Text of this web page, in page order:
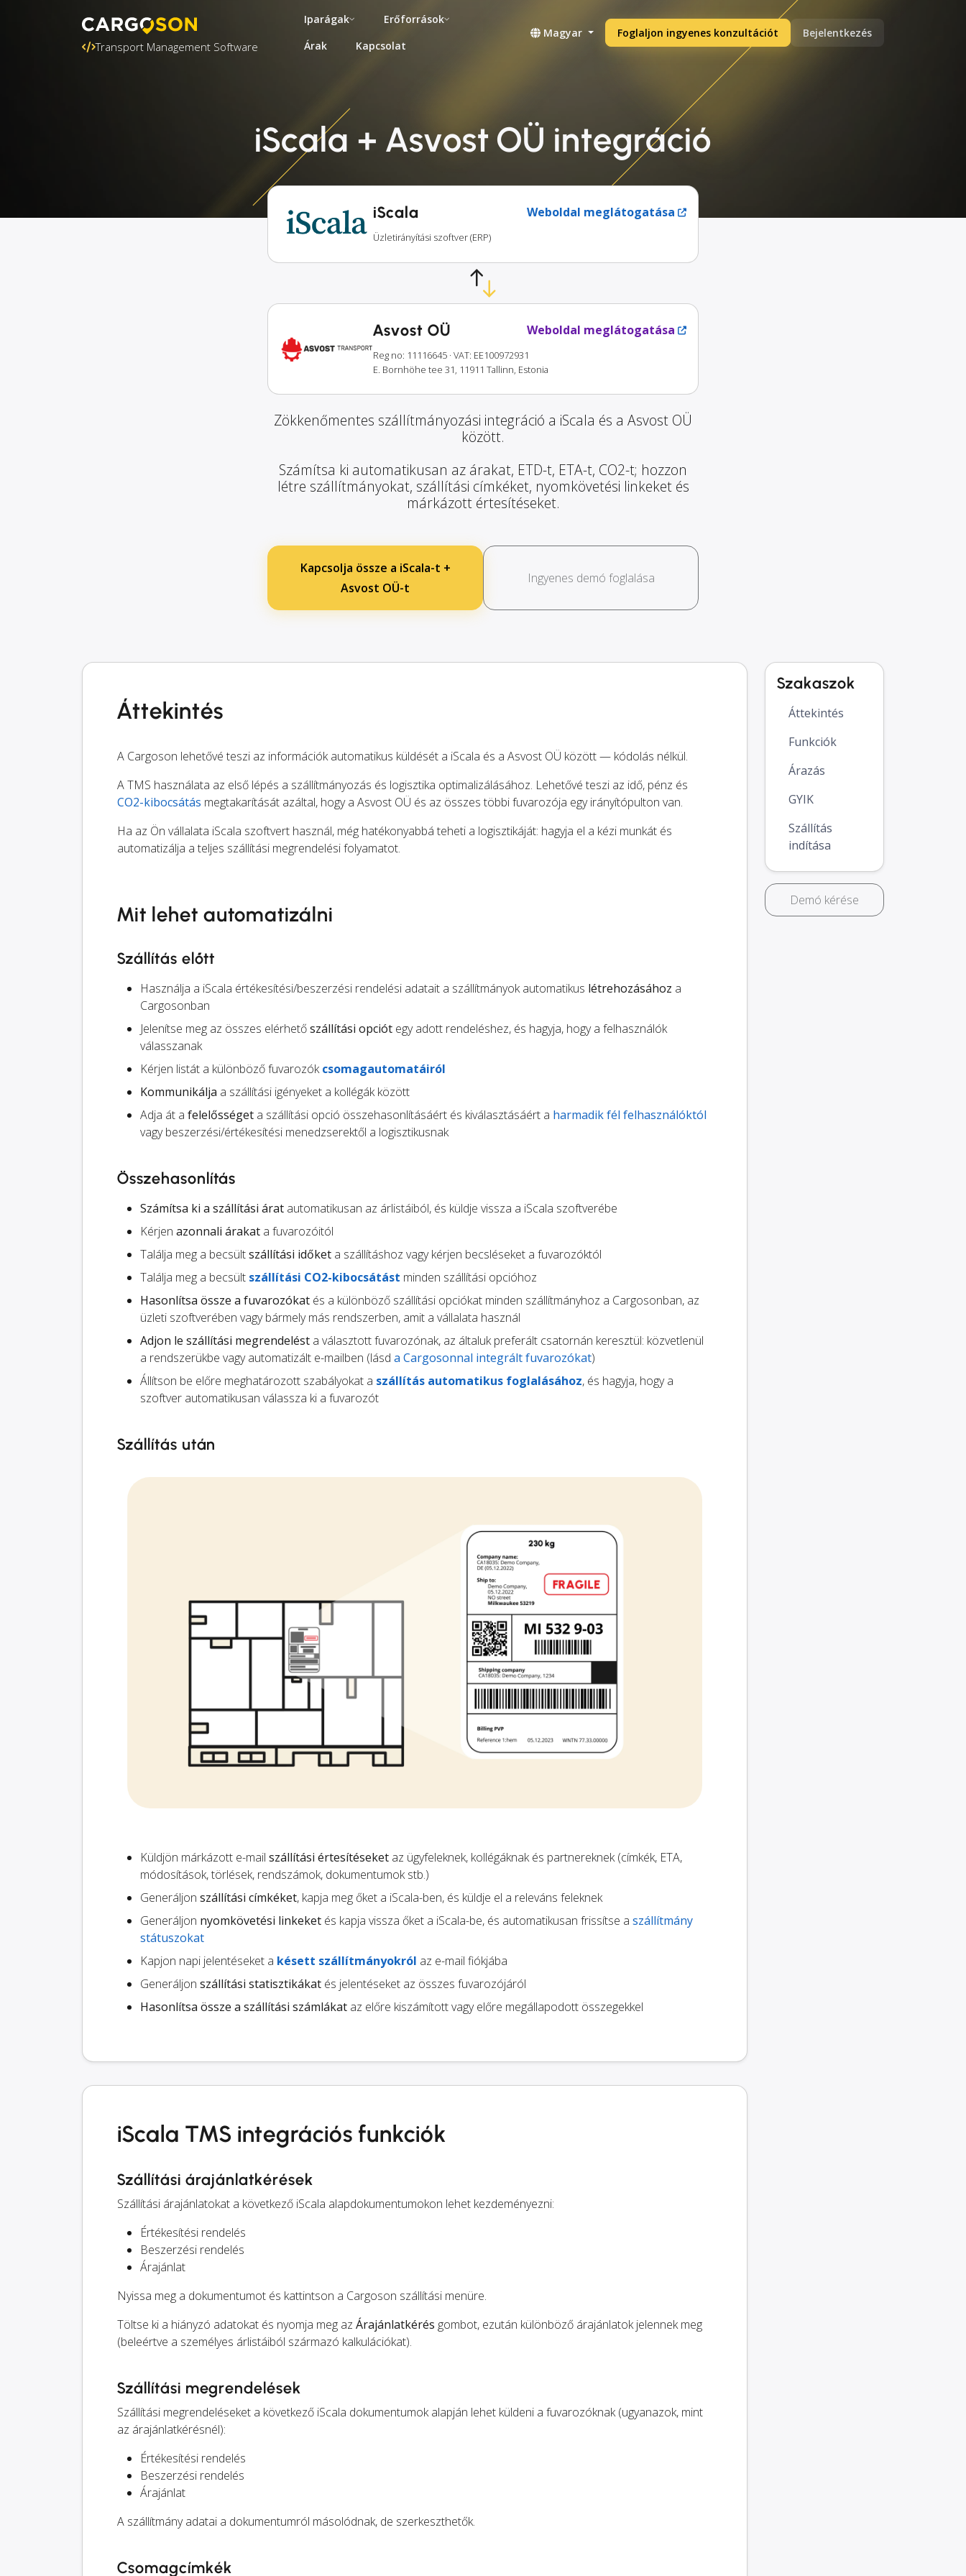
Transport Management Software
Iparágak
Erőforrások
Árak
Kapcsolat
Magyar Foglaljon ingyenes konzultációt Bejelentkezés
iScala + Asvost OÜ integráció
iScala Weboldal meglátogatása
Üzletirányítási szoftver (ERP)
Asvost OÜ Weboldal meglátogatása
Reg no: 11116645 · VAT: EE100972931
E. Bornhöhe tee 31, 11911 Tallinn, Estonia
Zökkenőmentes szállítmányozási integráció a iScala és a Asvost OÜ
között.
Számítsa ki automatikusan az árakat, ETD-t, ETA-t, CO2-t; hozzon
létre szállítmányokat, szállítási címkéket, nyomkövetési linkeket és
márkázott értesítéseket.
Kapcsolja össze a iScala-t +
Asvost OÜ-t
Ingyenes demó foglalása
Áttekintés
A Cargoson lehetővé teszi az információk automatikus küldését a iScala és a Asvost OÜ között — kódolás nélkül.
A TMS használata az első lépés a szállítmányozás és logisztika optimalizálásához. Lehetővé teszi az idő, pénz és
CO2-kibocsátás megtakarítását azáltal, hogy a Asvost OÜ és az összes többi fuvarozója egy irányítópulton van.
Ha az Ön vállalata iScala szoftvert használ, még hatékonyabbá teheti a logisztikáját: hagyja el a kézi munkát és
automatizálja a teljes szállítási megrendelési folyamatot.
Mit lehet automatizálni
Szállítás előtt
Használja a iScala értékesítési/beszerzési rendelési adatait a szállítmányok automatikus létrehozásához a
Cargosonban
Jelenítse meg az összes elérhetőszállítási opciót egy adott rendeléshez, és hagyja, hogy a felhasználók
válasszanak
Kérjen listát a különböző fuvarozókcsomagautomatáiról
Kommunikálja a szállítási igényeket a kollégák között
Adja át a felelősséget a szállítási opció összehasonlításáért és kiválasztásáért a harmadik fél felhasználóktól
vagy beszerzési/értékesítési menedzserektől a logisztikusnak
Összehasonlítás
Számítsa ki a szállítási árat automatikusan az árlistáiból, és küldje vissza a iScala szoftverébe
Kérjen azonnali árakat a fuvarozóitól
Találja meg a becsültszállítási időket a szállításhoz vagy kérjen becsléseket a fuvarozóktól
Találja meg a becsült szállítási CO2-kibocsátást minden szállítási opcióhoz
Hasonlítsa össze a fuvarozókat és a különböző szállítási opciókat minden szállítmányhoz a Cargosonban, az
üzleti szoftverében vagy bármely más rendszerben, amit a vállalata használ
Adjon le szállítási megrendelést a választott fuvarozónak, az általuk preferált csatornán keresztül: közvetlenül
a rendszerükbe vagy automatizált e-mailben (lásd a Cargosonnal integrált fuvarozókat)
Állítson be előre meghatározott szabályokat a szállítás automatikus foglalásához, és hagyja, hogy a
szoftver automatikusan válassza ki a fuvarozót
Szállítás után
Küldjön márkázott e-mail szállítási értesítéseket az ügyfeleknek, kollégáknak és partnereknek (címkék, ETA,
módosítások, törlések, rendszámok, dokumentumok stb.)
Generáljon szállítási címkéket, kapja meg őket a iScala-ben, és küldje el a releváns feleknek
Generáljon nyomkövetési linkeket és kapja vissza őket a iScala-be, és automatikusan frissítse a szállítmány
státuszokat
Kapjon napi jelentéseket a késett szállítmányokról az e-mail fiókjába
Generáljon szállítási statisztikákat és jelentéseket az összes fuvarozójáról
Hasonlítsa össze a szállítási számlákat az előre kiszámított vagy előre megállapodott összegekkel
iScala TMS integrációs funkciók
Szállítási árajánlatkérések
Szállítási árajánlatokat a következő iScala alapdokumentumokon lehet kezdeményezni:
Értékesítési rendelés
Beszerzési rendelés
Árajánlat
Nyissa meg a dokumentumot és kattintson a Cargoson szállítási menüre.
Töltse ki a hiányzó adatokat és nyomja meg az Árajánlatkérés gombot, ezután különböző árajánlatok jelennek meg
(beleértve a személyes árlistáiból származó kalkulációkat).
Szállítási megrendelések
Szállítási megrendeléseket a következő iScala dokumentumok alapján lehet küldeni a fuvarozóknak (ugyanazok, mint
az árajánlatkérésnél):
Értékesítési rendelés
Beszerzési rendelés
Árajánlat
A szállítmány adatai a dokumentumról másolódnak, de szerkeszthetők.
Csomagcímkék
Szakaszok
Áttekintés
Funkciók
Árazás
GYIK
Szállítás
indítása
Demó kérése